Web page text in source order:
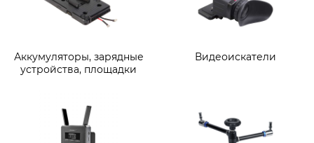
Аккумуляторы, зарядные
устройства, площадки
Видеоискатели